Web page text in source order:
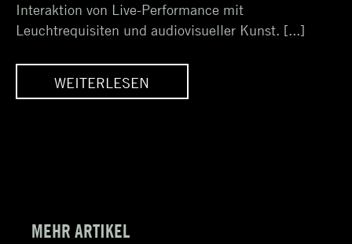
Interaktion von Live-Performance mit
Leuchtrequisiten und audiovisueller Kunst. [...]
WEITERLESEN
MEHR ARTIKEL